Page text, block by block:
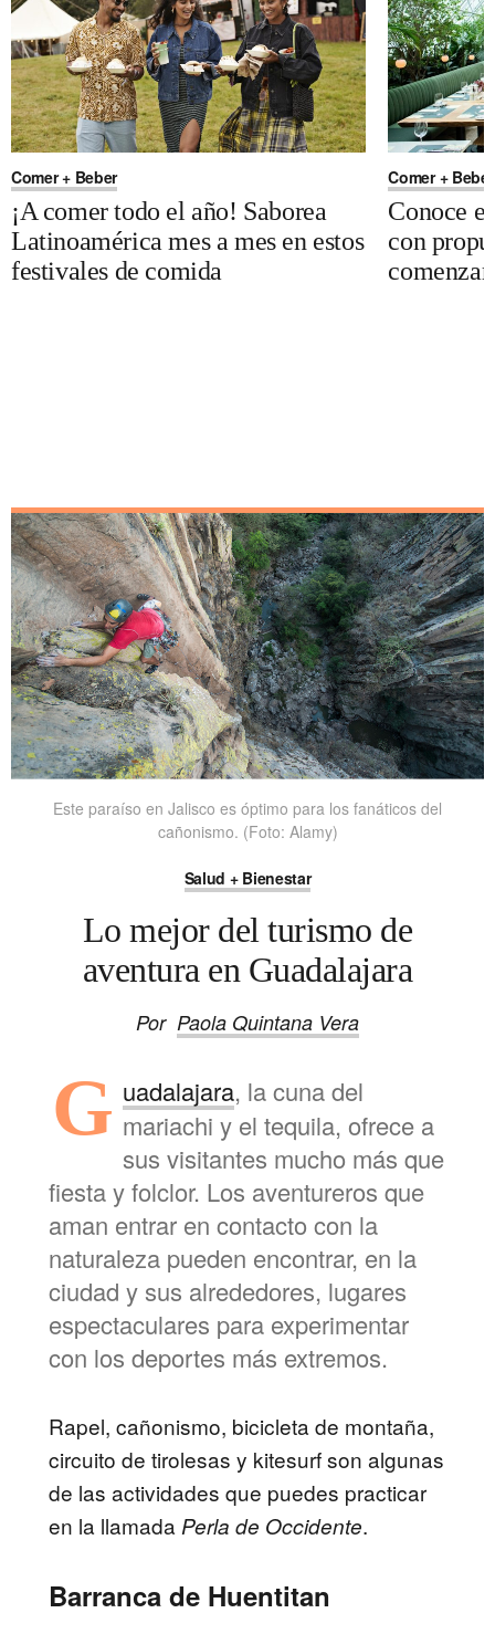
Comer + Beber
¡A comer todo el año! Saborea
Latinoamérica mes a mes en estos
festivales de comida
Comer + Beber
Conoce
con
Este paraíso en Jalisco es óptimo para los fanáticos del
cañonismo. (Foto: Alamy)
Salud + Bienestar
Lo mejor del turismo de
aventura en Guadalajara
Por Paola Quintana Vera
G uadalajara, la cuna del
mariachi y el tequila, ofrece a
sus visitantes mucho más que
fiesta y folclor. Los aventureros que
aman entrar en contacto con la
naturaleza pueden encontrar, en la
ciudad y sus alrededores, lugares
espectaculares para experimentar
con los deportes más extremos.
Rapel, cañonismo, bicicleta de montaña,
circuito de tirolesas y kitesurf son algunas
de las actividades que puedes practicar
en la llamada Perla de Occidente.
Barranca de Huentitan